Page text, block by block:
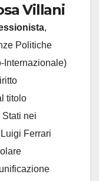
Villani
,
Politiche
Internazionale)
titolo
nei
Ferrari